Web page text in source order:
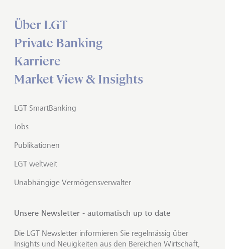
Über LGT
Private Banking
Karriere
Market View & Insights
LGT SmartBanking
Jobs
Publikationen
LGT weltweit
Unabhängige Vermögensverwalter
Unsere Newsletter - automatisch up to date
Die LGT Newsletter informieren Sie regelmässig über
Insights und Neuigkeiten aus den Bereichen Wirtschaft,